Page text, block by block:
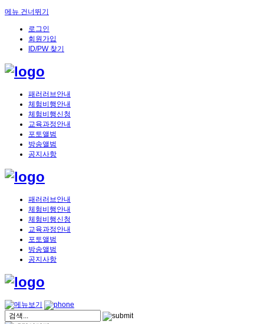
메뉴 건너뛰기
로그인
회원가입
ID/PW 찾기
패러러브안내
체험비행안내
체험비행신청
교육과정안내
포토앨범
방송앨범
공지사항
패러러브안내
체험비행안내
체험비행신청
교육과정안내
포토앨범
방송앨범
공지사항